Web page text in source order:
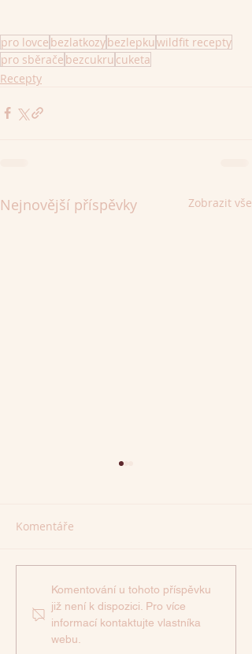
pro lovce bezlatkozybezlepkuwildfit recepty
pro sběrače bezcukru cuketa
Recepty
Nejnovější příspěvky Zobrazit vše
Mangová omáčka na
posílení imunity
Komentáře
Komentování u tohoto příspěvku
již není k dispozici. Pro více
informací kontaktujte vlastníka
webu.